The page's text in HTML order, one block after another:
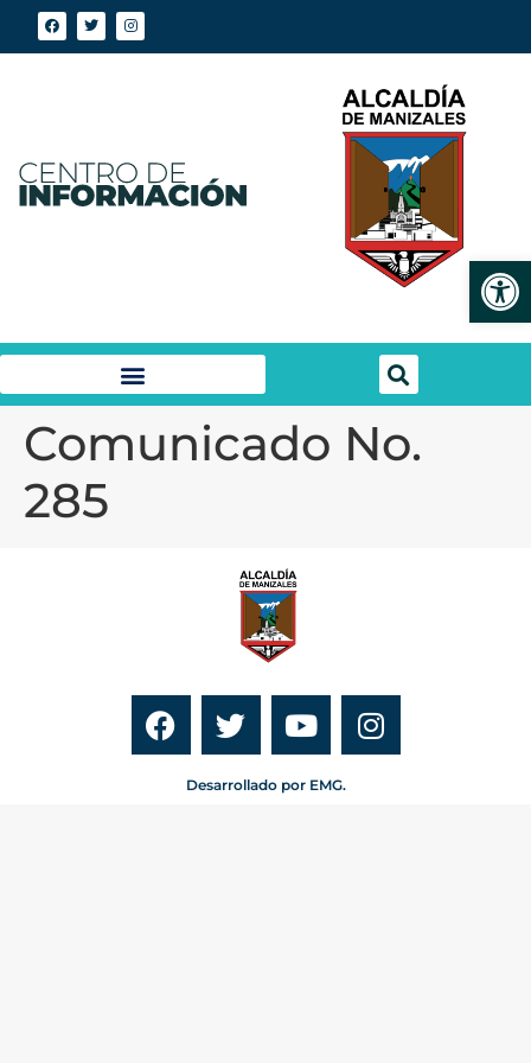
Comunicado No.
285
Desarrollado por EMG.